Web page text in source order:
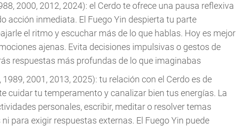
2000, 2012, 2024): el Cerdo te ofrece una pausa reflexiva
acción inmediata. El Fuego Yin despierta tu parte
el ritmo y escuchar más de lo que hablas. Hoy es mejor
ajenas. Evita decisiones impulsivas o gestos de
respuestas más profundas de lo que imaginabas
2001, 2013, 2025): tu relación con el Cerdo es de
cuidar tu temperamento y canalizar bien tus energías. La
personales, escribir, meditar o resolver temas
para exigir respuestas externas. El Fuego Yin puede